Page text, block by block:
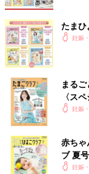
たまひ
妊娠
まる
〈ス
妊娠
赤ちゃ
ブ 夏
く！妊娠